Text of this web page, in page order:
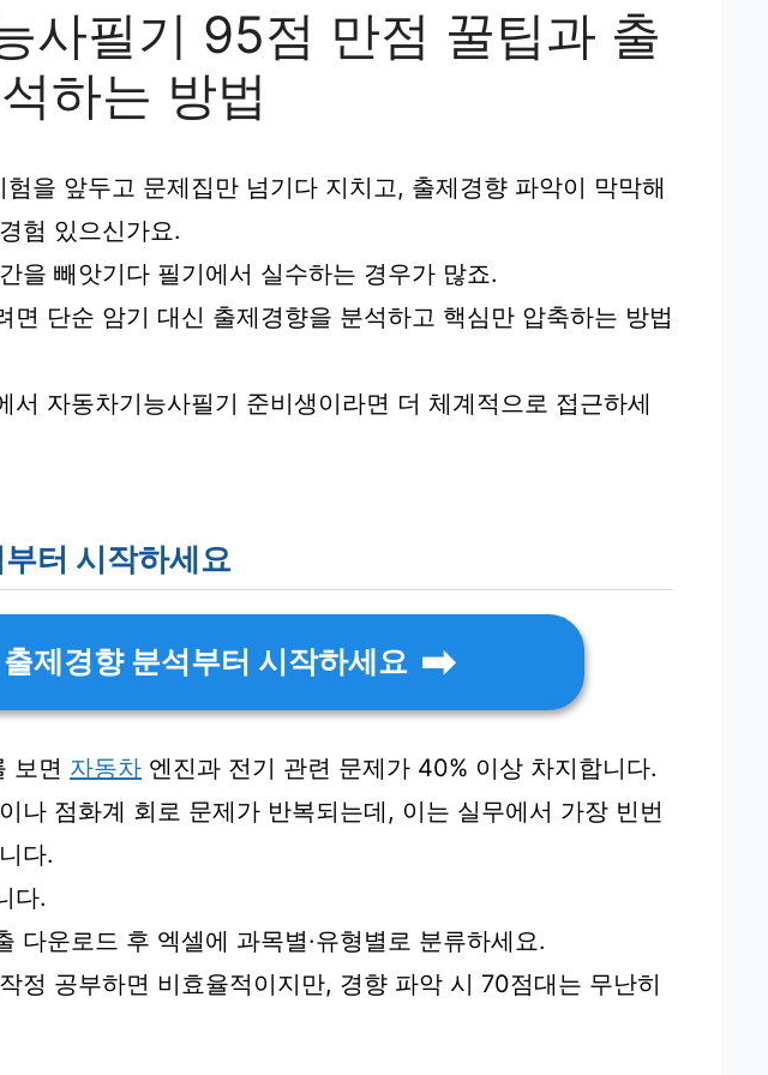
사필기 95점 만점 꿀팁과 출
하는 방법
을 앞두고 문제집만 넘기다 지치고, 출제경향 파악이 막막해
험 있으신가요.
을 빼앗기다 필기에서 실수하는 경우가 많죠.
면 단순 암기 대신 출제경향을 분석하고 핵심만 압축하는 방법
서 자동차기능사필기 준비생이라면 더 체계적으로 접근하세
터 시작하세요
출제경향 분석부터 시작하세요
보면 자동차 엔진과 전기 관련 문제가 40% 이상 차지합니다.
나 점화계 회로 문제가 반복되는데, 이는 실무에서 가장 빈번
다.
다.
다운로드 후 엑셀에 과목별·유형별로 분류하세요.
정 공부하면 비효율적이지만, 경향 파악 시 70점대는 무난히